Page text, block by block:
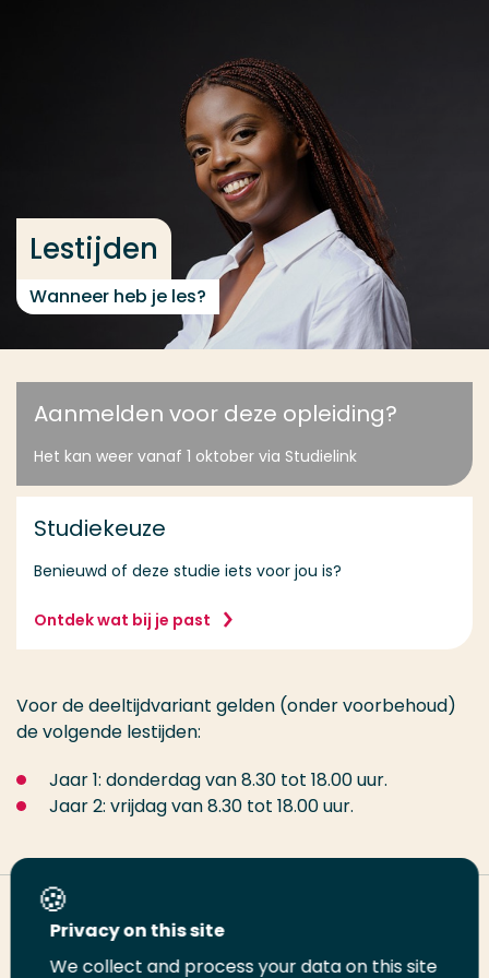
Lestijden
Wanneer heb je les?
Aanmelden voor deze opleiding?
Het kan weer vanaf 1 oktober via Studielink
Studiekeuze
Benieuwd of deze studie iets voor jou is?
Ontdek wat bij je past
Voor de deeltijdvariant gelden (onder voorbehoud)
de volgende lestijden:
Jaar 1: donderdag van 8.30 tot 18.00 uur.
Jaar 2: vrijdag van 8.30 tot 18.00 uur.
Deel deze pagina
Contact
Privacy on this site
We collect and process your data on this site